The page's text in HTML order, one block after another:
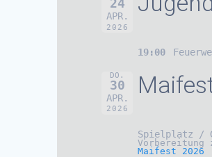
24
APR.
2026
19:00
DO.
30
APR.
2026
Spielplatz /
Vorbereitung
Maifest 2026